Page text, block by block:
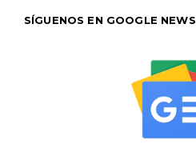
SÍGUENOS EN GOOGLE NEWS